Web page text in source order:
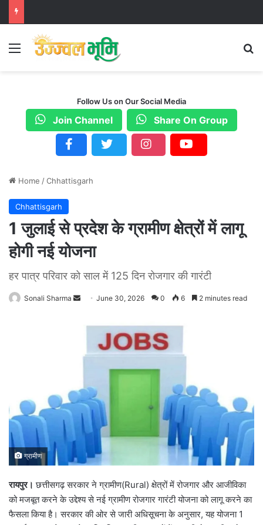
Menu
Follow Us on Our Social Media
Join Channel Share On Group
Home /Chhattisgarh
Chhattisgarh
1 जुलाई से प्रदेश के ग्रामीण क्षेत्रों में लागू
होगी नई योजना
हर पात्र परिवार को साल में 125 दिन रोजगार की गारंटी
Sonali Sharma
a
m
a
June 30, 2026 0 6 2 minutes read
ग्रामीण
रायपुर। छत्तीसगढ़ सरकार ने ग्रामीण(Rural) क्षेत्रों में रोजगार और आजीविका
को मजबूत करने के उद्देश्य से नई ग्रामीण रोजगार गारंटी योजना को लागू करने का
फैसला किया है। सरकार की ओर से जारी अधिसूचना के अनुसार, यह योजना 1